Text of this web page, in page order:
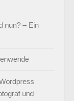
nun? – Ein
und